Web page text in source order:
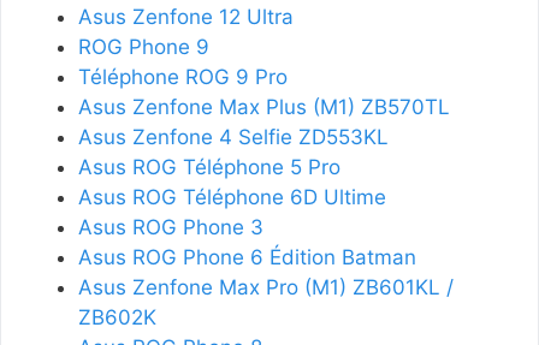
Asus Zenfone 12 Ultra
ROG Phone 9
Téléphone ROG 9 Pro
Asus Zenfone Max Plus (M1) ZB570TL
Asus Zenfone 4 Selfie ZD553KL
Asus ROG Téléphone 5 Pro
Asus ROG Téléphone 6D Ultime
Asus ROG Phone 3
Asus ROG Phone 6 Édition Batman
Asus Zenfone Max Pro (M1) ZB601KL /
ZB602K